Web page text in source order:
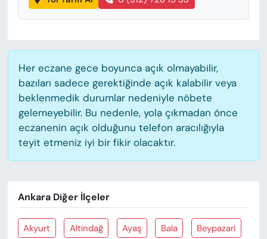
Her eczane gece boyunca açık olmayabilir,
bazıları sadece gerektiğinde açık kalabilir veya
beklenmedik durumlar nedeniyle nöbete
gelemeyebilir. Bu nedenle, yola çıkmadan önce
eczanenin açık olduğunu telefon aracılığıyla
teyit etmeniz iyi bir fikir olacaktır.
Ankara Diğer İlçeler
Akyurt Altindağ Ayaş Bala Beypazari
YAZAR KÖŞESİ
SİYASET
VAN VE DİYARBAKIR HABERLERİ